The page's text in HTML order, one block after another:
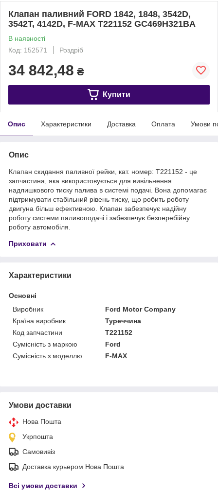
Клапан паливний FORD 1842, 1848, 3542D,
3542T, 4142D, F-MAX T221152 GC469H321BA
В наявності
Код: 152571
Роздріб
34 842,48 ₴
Купити
Опис Характеристики Доставка Оплата Умови
Опис
Клапан скидання паливної рейки, кат. номер: T221152 - це
запчастина, яка використовується для вивільнення
надлишкового тиску палива в системі подачі. Вона допомагає
підтримувати стабільний рівень тиску, що робить роботу
двигуна більш ефективною. Клапан забезпечує надійну
роботу системи паливоподачі і забезпечує безперебійну
роботу автомобіля.
Приховати
Характеристики
Основні
Виробник
Ford Motor Company
Країна виробник
Туреччина
Код запчастини
T221152
Сумісність з маркою
Ford
Сумісність з моделлю
F-MAX
Умови доставки
Нова Пошта
Укрпошта
Самовивіз
Доставка курьером Нова Пошта
Всі умови доставки